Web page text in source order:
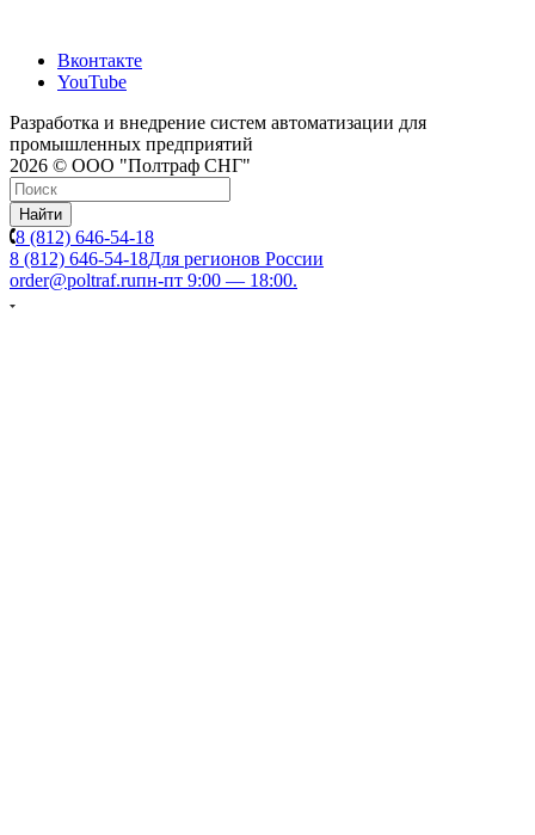
Вконтакте
YouTube
Разработка и внедрение систем автоматизации для
промышленных предприятий
2026 © ООО "Полтраф СНГ"
Найти
8 (812) 646-54-18
8 (812) 646-54-18Для регионов России
order@poltraf.ruпн-пт 9:00 — 18:00.